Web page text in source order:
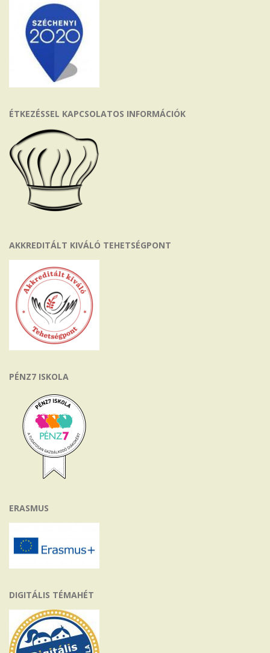
ÉTKEZÉSSEL KAPCSOLATOS INFORMÁCIÓK
AKKREDITÁLT KIVÁLÓ TEHETSÉGPONT
PÉNZ7 ISKOLA
ERASMUS
DIGITÁLIS TÉMAHÉT